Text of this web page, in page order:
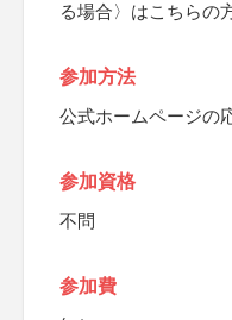
る場合〉はこちらの
参加方法
公式ホームページの
参加資格
不問
参加費